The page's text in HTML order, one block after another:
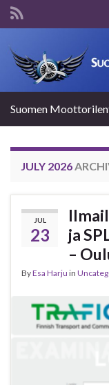
Suomen
JULY 2026
JUL
23
ja
–
ByEsa Harju in